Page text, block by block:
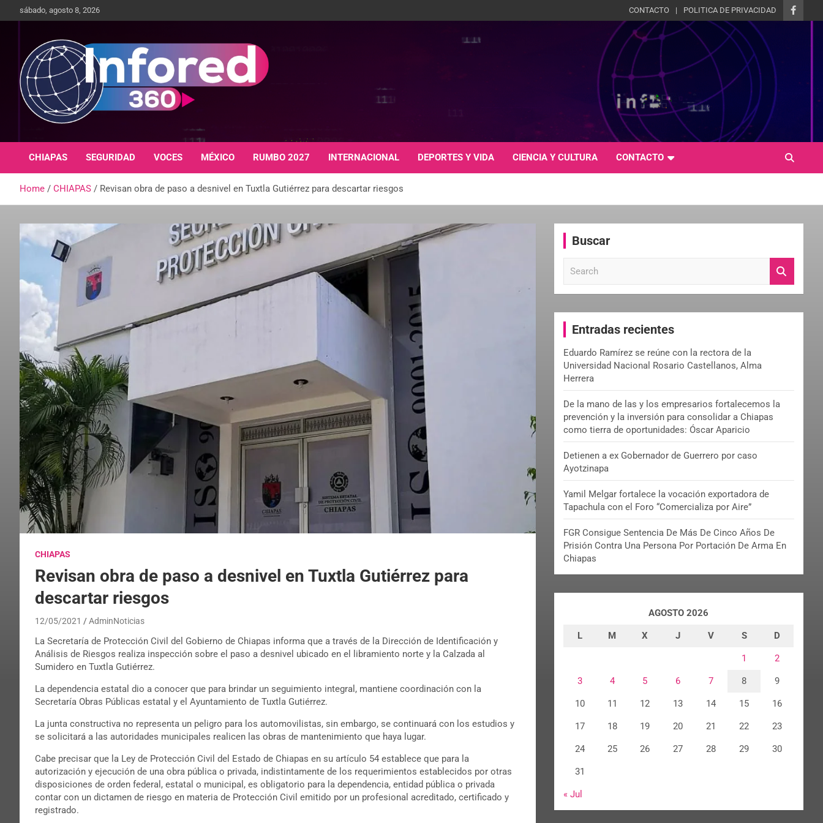
sábado, agosto 8, 2026 CONTACTO POLITICA DE PRIVACIDAD
infored360.mx
CHIAPAS SEGURIDAD VOCES MÉXICO RUMBO 2027 INTERNACIONAL DEPORTES Y VIDA CIENCIA Y CULTURA CONTACTO
Home CHIAPAS Revisan obra de paso a desnivel en Tuxtla Gutiérrez para descartar riesgos
CHIAPAS
Revisan obra de paso a desnivel en Tuxtla Gutiérrez para
descartar riesgos
12/05/2021 AdminNoticias
La Secretaría de Protección Civil del Gobierno de Chiapas informa que a través de la Dirección de Identificación y
Análisis de Riesgos realiza inspección sobre el paso a desnivel ubicado en el libramiento norte y la Calzada al
Sumidero en Tuxtla Gutiérrez.
La dependencia estatal dio a conocer que para brindar un seguimiento integral, mantiene coordinación con la
Secretaría Obras Públicas estatal y el Ayuntamiento de Tuxtla Gutiérrez.
La junta constructiva no representa un peligro para los automovilistas, sin embargo, se continuará con los estudios y
se solicitará a las autoridades municipales realicen las obras de mantenimiento que haya lugar.
Cabe precisar que la Ley de Protección Civil del Estado de Chiapas en su artículo 54 establece que para la
autorización y ejecución de una obra pública o privada, indistintamente de los requerimientos establecidos por otras
disposiciones de orden federal, estatal o municipal, es obligatorio para la dependencia, entidad pública o privada
contar con un dictamen de riesgo en materia de Protección Civil emitido por un profesional acreditado, certificado y
registrado.
Buscar
c
Entradas recientes
Eduardo Ramírez se reúne con la rectora de la
Universidad Nacional Rosario Castellanos, Alma
Herrera
De la mano de las y los empresarios fortalecemos la
prevención y la inversión para consolidar a Chiapas
como tierra de oportunidades: Óscar Aparicio
Detienen a ex Gobernador de Guerrero por caso
Ayotzinapa
Yamil Melgar fortalece la vocación exportadora de
Tapachula con el Foro “Comercializa por Aire”
FGR Consigue Sentencia De Más De Cinco Años De
Prisión Contra Una Persona Por Portación De Arma En
Chiapas
AGOSTO 2026
L M X J V S D
1 2
3 4 5 6 7 8 9
10 11 12 13 14 15 16
17 18 19 20 21 22 23
24 25 26 27 28 29 30
31
« Jul